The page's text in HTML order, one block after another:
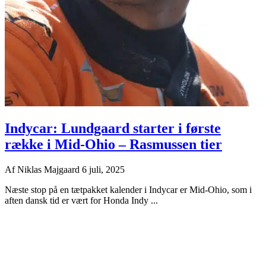
Indycar: Lundgaard starter i første
række i Mid-Ohio – Rasmussen tier
AfNiklas Majgaard 6 juli, 2025
Næste stop på en tætpakket kalender i Indycar er Mid-Ohio, som i
aften dansk tid er vært for Honda Indy ...